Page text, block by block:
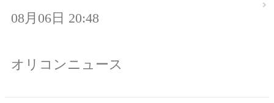
08月06日 20:48
オリコンニュース